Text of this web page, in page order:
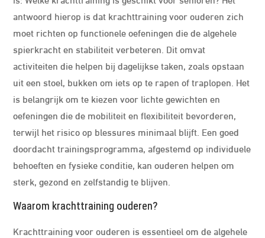
antwoord hierop is dat krachttraining voor ouderen zich
moet richten op functionele oefeningen die de algehele
spierkracht en stabiliteit verbeteren. Dit omvat
activiteiten die helpen bij dagelijkse taken, zoals opstaan
uit een stoel, bukken om iets op te rapen of traplopen. Het
is belangrijk om te kiezen voor lichte gewichten en
oefeningen die de mobiliteit en flexibiliteit bevorderen,
terwijl het risico op blessures minimaal blijft. Een goed
doordacht trainingsprogramma, afgestemd op individuele
behoeften en fysieke conditie, kan ouderen helpen om
sterk, gezond en zelfstandig te blijven.
Waarom krachttraining ouderen?
Krachttraining voor ouderen is essentieel om de algehele